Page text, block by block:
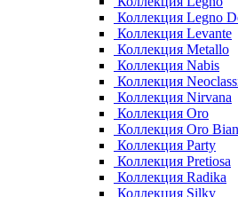
Коллекция Legno
Коллекция Levante
Коллекция Metallo
Коллекция Nabis
Коллекция
Коллекция Nirvana
Коллекция Oro
Коллекция Oro
Коллекция Party
Коллекция Pretiosa
Коллекция Radika
Коллекция Silky